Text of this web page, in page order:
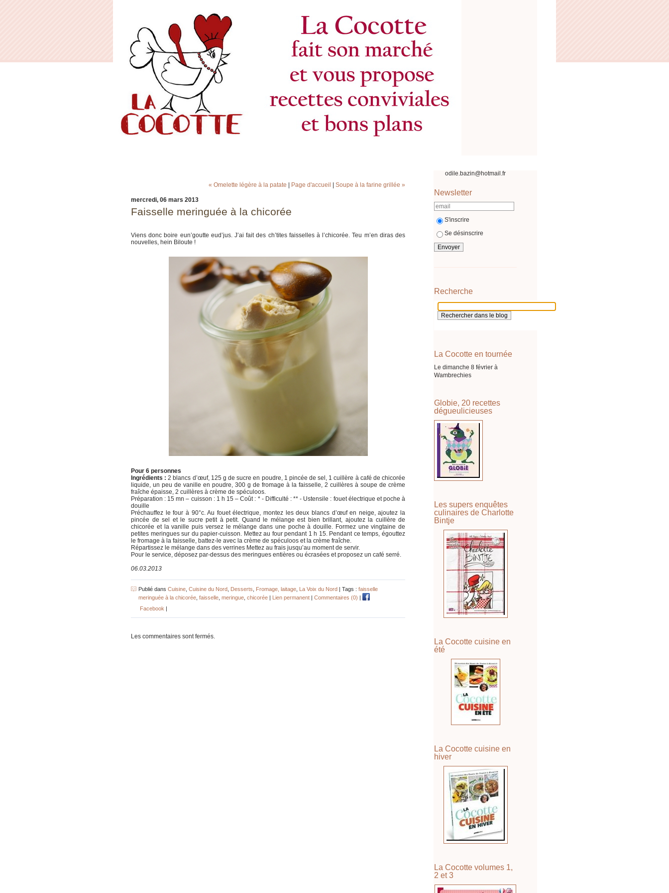
odile.bazin@hotmail.fr
Newsletter
S'inscrire
Se désinscrire
Recherche
La Cocotte en tournée
Le dimanche 8 février à
Wambrechies
Globie, 20 recettes
dégueulicieuses
Les supers enquêtes
culinaires de Charlotte
Bintje
La Cocotte cuisine en
été
La Cocotte cuisine en
hiver
La Cocotte volumes 1,
2 et 3
« Omelette légère à la patate Page d'accueil Soupe à la farine grillée »
mercredi, 06 mars 2013
Faisselle meringuée à la chicorée
Viens donc boire eun’goutte eud’jus. J’ai fait des ch’tites faisselles à l’chicorée. Teu m’en diras des
nouvelles, hein Biloute !
Pour 6 personnes
Ingrédients : 2 blancs d’œuf, 125 g de sucre en poudre, 1 pincée de sel, 1 cuillère à café de chicorée
liquide, un peu de vanille en poudre, 300 g de fromage à la faisselle, 2 cuillères à soupe de crème
fraîche épaisse, 2 cuillères à crème de spéculoos.
Préparation : 15 mn – cuisson : 1 h 15 – Coût : * - Difficulté : ** - Ustensile : fouet électrique et poche à
douille
Préchauffez le four à 90°c. Au fouet électrique, montez les deux blancs d’œuf en neige, ajoutez la
pincée de sel et le sucre petit à petit. Quand le mélange est bien brillant, ajoutez la cuillère de
chicorée et la vanille puis versez le mélange dans une poche à douille. Formez une vingtaine de
petites meringues sur du papier-cuisson. Mettez au four pendant 1 h 15. Pendant ce temps, égouttez
le fromage à la faisselle, battez-le avec la crème de spéculoos et la crème fraîche.
Répartissez le mélange dans des verrines Mettez au frais jusqu’au moment de servir.
Pour le service, déposez par-dessus des meringues entières ou écrasées et proposez un café serré.
06.03.2013
Publié dans Cuisine Cuisine du Nord Desserts Fromage, laitage La Voix du Nord | Tags : faisselle
meringuée à la chicorée faisselle meringue chicorée | Lien permanent | Commentaires (0) |
Facebook |
Les commentaires sont fermés.